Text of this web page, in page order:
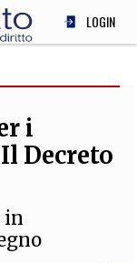
LOGIN
i
Decreto
in